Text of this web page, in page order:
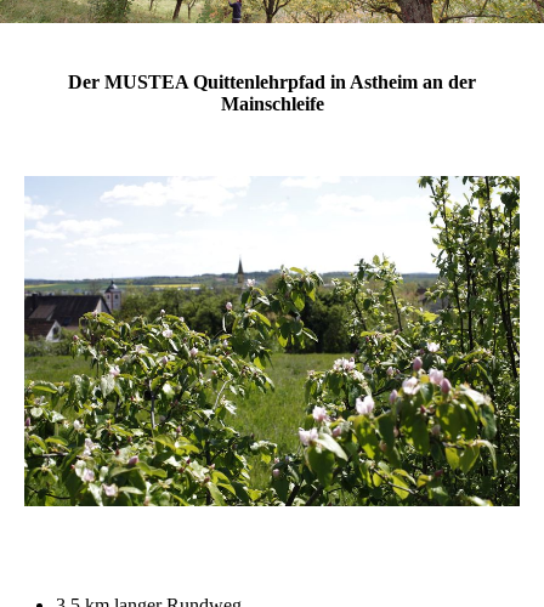
Der MUSTEA Quittenlehrpfad in Astheim an der
Mainschleife